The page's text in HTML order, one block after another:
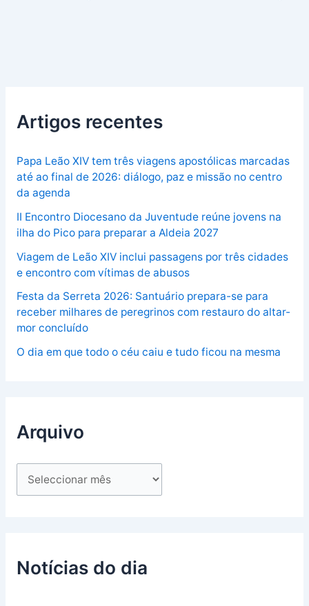
Artigos recentes
Papa Leão XIV tem três viagens apostólicas marcadas
até ao final de 2026: diálogo, paz e missão no centro
da agenda
II Encontro Diocesano da Juventude reúne jovens na
ilha do Pico para preparar a Aldeia 2027
Viagem de Leão XIV inclui passagens por três cidades
e encontro com vítimas de abusos
Festa da Serreta 2026: Santuário prepara-se para
receber milhares de peregrinos com restauro do altar-
mor concluído
O dia em que todo o céu caiu e tudo ficou na mesma
Arquivo
Notícias do dia